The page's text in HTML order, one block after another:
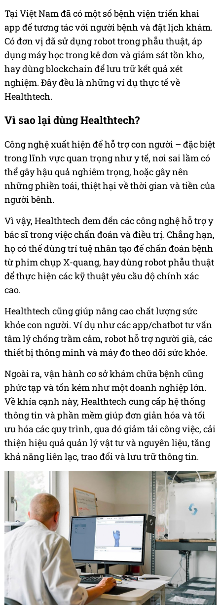
Tại Việt Nam đã có một số bệnh viện triển khai
app để tương tác với người bệnh và đặt lịch khám.
Có đơn vị đã sử dụng robot trong phẫu thuật, áp
dụng máy học trong kê đơn và giám sát tồn kho,
hay dùng blockchain để lưu trữ kết quả xét
nghiệm. Đây đều là những ví dụ thực tế về
Healthtech.
Vì saolại dùngHealthtech?
Công nghệ xuất hiện để hỗ trợ con người – đặc biệt
trong lĩnh vực quan trọng như y tế, nơi sai lầm có
thể gây hậu quả nghiêm trọng, hoặc gây nên
những phiền toái, thiệt hại về thời gian và tiền của
người bênh.
Vì vậy, Healthtech đem đến các công nghệ hỗ trợ y
bác sĩ trong việc chẩn đoán và điều trị. Chẳng hạn,
họ có thể dùng trí tuệ nhân tạo để chẩn đoán bệnh
từ phim chụp X-quang, hay dùng robot phẫu thuật
để thực hiện các kỹ thuật yêu cầu độ chính xác
cao.
Healthtech cũng giúp nâng cao chất lượng sức
khỏe con người. Ví dụ như các app/chatbot tư vấn
tâm lý chống trầm cảm, robot hỗ trợ người già, các
thiết bị thông minh và máy đo theo dõi sức khỏe.
Ngoài ra, vận hành cơ sở khám chữa bệnh cũng
phức tạp và tốn kém như một doanh nghiệp lớn.
Về khía cạnh này, Healthtech cung cấp hệ thống
thông tin và phần mềm giúp đơn giản hóa và tối
ưu hóa các quy trình, qua đó giảm tải công việc, cải
thiện hiệu quả quản lý vật tư và nguyên liệu, tăng
khả năng liên lạc, trao đổi và lưu trữ thông tin.